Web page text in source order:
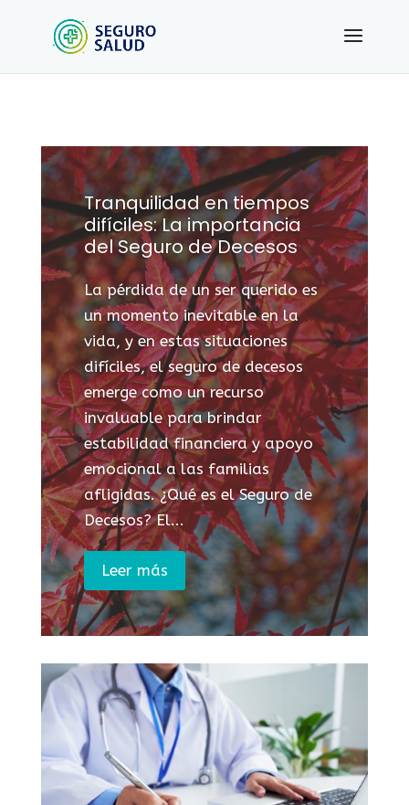
Tranquilidad en tiempos
difíciles: La importancia
del Seguro de Decesos
La pérdida de un ser querido es
un momento inevitable en la
vida, y en estas situaciones
difíciles, el seguro de decesos
emerge como un recurso
invaluable para brindar
estabilidad financiera y apoyo
emocional a las familias
afligidas. ¿Qué es el Seguro de
Decesos? El...
Leer más